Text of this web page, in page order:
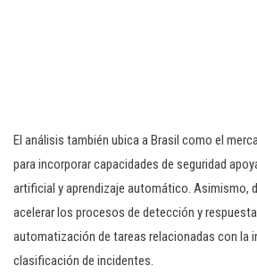
El análisis también ubica a Brasil como el
para incorporar capacidades de seguridad
artificial y aprendizaje automático. Asimismo,
acelerar los procesos de detección y
automatización de tareas relacionadas con la
clasificación de incidentes.